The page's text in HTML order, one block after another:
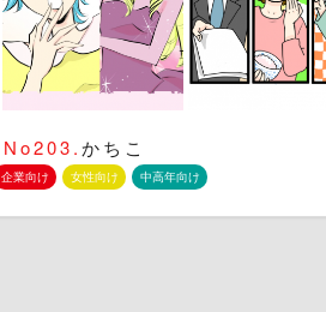
No203.かちこ
企業向け 女性向け 中高年向け